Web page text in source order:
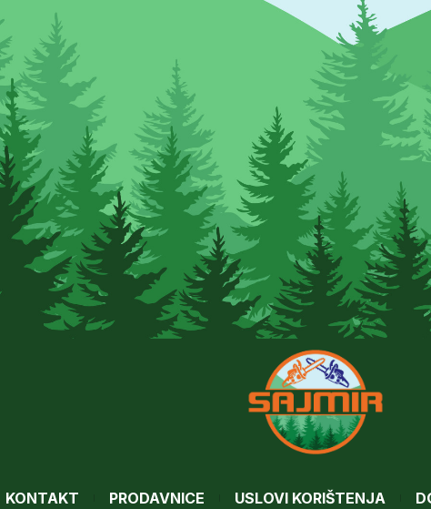
KONTAKT PRODAVNICE USLOVI KORIŠTENJA